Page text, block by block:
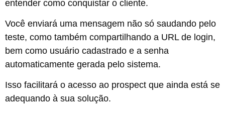
entender como conquistar o cliente.
Você enviará uma mensagem não só saudando pelo
teste, como também compartilhando a URL de login,
bem como usuário cadastrado e a senha
automaticamente gerada pelo sistema.
Isso facilitará o acesso ao prospect que ainda está se
adequando à sua solução.